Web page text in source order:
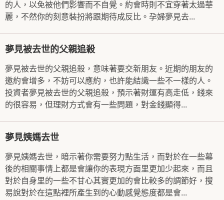
的人，以免被他們影響而不自覺。約會時則不宜穿著太過華
麗，不然你的刻意裝扮將跟期待成反比。孕婦夢見去...
夢見被去世的父親追殺
夢見被去世的父親追殺，意味著要交新朋友。近期的朋友的
邀約會增多，不妨可以應約，也許能結識一些不一樣的人。
投資者夢見被去世的父親追殺，預示著財運有高走低，錢來
的很容易，但理財方式會有一些問題，對金錢顯得...
夢見姨媽去世
夢見姨媽去世，暗示著你需要努力點生活，而對於在一些幕
後的相關事情上都是會讓你的表現方面里更加少起來，而且
對於自身里的一些不甘心其實更加的會比較多的調節好，搜
易說對於在這點裡所產生到的心動感覺態度都是會...